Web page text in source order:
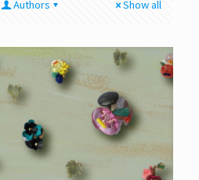
Authors Show all